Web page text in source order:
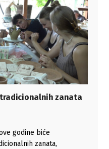
zanata
godine biće
zanata,